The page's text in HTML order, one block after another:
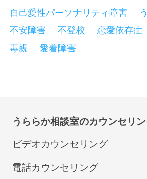
自己愛性パーソナリティ障害
不安障害
不登校 恋愛依存症
毒親
愛着障害
うららか相談室のカウンセリ
ビデオカウンセリング
電話カウンセリング